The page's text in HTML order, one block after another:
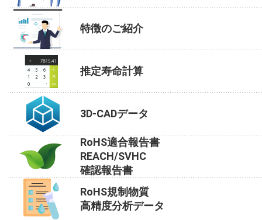
特徴のご紹介
推定寿命計算
3D-CADデータ
RoHS適合報告書
REACH/SVHC
確認報告書
RoHS規制物質
高精度分析データ